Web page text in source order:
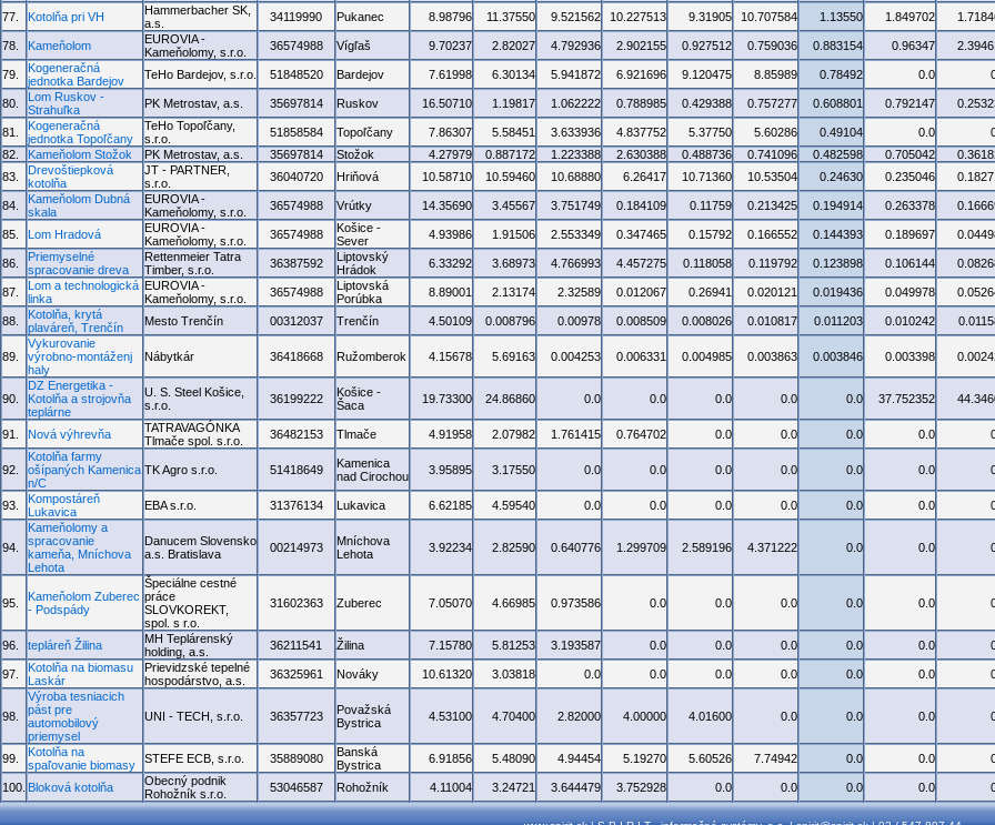
77.
Kotolňa pri VH
Hammerbacher SK,
a.s.
34119990 Pukanec 8.98796 11.37550 9.521562 10.227513 9.31905 10.707584 1.13550 1.849702
78. Kameňolom
EUROVIA -
Kameňolomy, s.r.o.
36574988 Vígľaš 9.70237 2.82027 4.792936 2.902155 0.927512 0.759036 0.883154 0.96347
79.
Kogeneračná
jednotka Bardejov
TeHo Bardejov, s.r.o. 51848520 Bardejov 7.61998 6.30134 5.941872 6.921696 9.120475 8.85989 0.78492 0.0
80.
Lom Ruskov -
Strahuľka
PK Metrostav, a.s. 35697814 Ruskov 16.50710 1.19817 1.062222 0.788985 0.429388 0.757277 0.608801 0.792147
81.
Kogeneračná
jednotka Topoľčany
TeHo Topoľčany,
s.r.o.
51858584 Topoľčany 7.86307 5.58451 3.633936 4.837752 5.37750 5.60286 0.49104 0.0
82.
Kameňolom Stožok PK Metrostav, a.s. 35697814 Stožok 4.27979 0.887172 1.223388 2.630388 0.488736 0.741096 0.482598 0.705042
83.
Drevoštiepková
kotolňa
JT - PARTNER,
s.r.o.
36040720 Hriňová 10.58710 10.59460 10.68880 6.26417 10.71360 10.53504 0.24630 0.235046
84.
Kameňolom Dubná
skala
EUROVIA -
Kameňolomy, s.r.o.
36574988 Vrútky 14.35690 3.45567 3.751749 0.184109 0.11759 0.213425 0.194914 0.263378
85. Lom Hradová
EUROVIA -
Kameňolomy, s.r.o.
36574988
Košice -
Sever
4.93986 1.91506 2.553349 0.347465 0.15792 0.166552 0.144393 0.189697
86.
Priemyselné
spracovanie dreva
Rettenmeier Tatra
Timber, s.r.o.
36387592
Liptovský
Hrádok
6.33292 3.68973 4.766993 4.457275 0.118058 0.119792 0.123898 0.106144
87.
Lom a technologická
linka
EUROVIA -
Kameňolomy, s.r.o.
36574988
Liptovská
Porúbka
8.89001 2.13174 2.32589 0.012067 0.26941 0.020121 0.019436 0.049978
88.
Kotolňa, krytá
plaváreň, Trenčín
Mesto Trenčín 00312037 Trenčín 4.50109 0.008796 0.00978 0.008509 0.008026 0.010817 0.011203 0.010242
89.
Vykurovanie
výrobno-montáženj
haly
Nábytkár 36418668 Ružomberok 4.15678 5.69163 0.004253 0.006331 0.004985 0.003863 0.003846 0.003398
90.
DZ Energetika -
Kotolňa a strojovňa
teplárne
U. S. Steel Košice,
s.r.o.
36199222
Košice -
Šaca
19.73300 24.86860 0.0 0.0 0.0 0.0 0.0 37.752352
91. Nová výhrevňa
TATRAVAGÓNKA
Tlmače spol. s.r.o.
36482153 Tlmače 4.91958 2.07982 1.761415 0.764702 0.0 0.0 0.0 0.0
92.
Kotolňa farmy
ošípaných Kamenica
n/C
TK Agro s.r.o. 51418649
Kamenica
nad Cirochou
3.95895 3.17550 0.0 0.0 0.0 0.0 0.0 0.0
93.
Kompostáreň
Lukavica
EBA s.r.o. 31376134 Lukavica 6.62185 4.59540 0.0 0.0 0.0 0.0 0.0 0.0
94.
Kameňolomy a
spracovanie
kameňa, Mníchova
Lehota
Danucem Slovensko
a.s. Bratislava
00214973
Mníchova
Lehota
3.92234 2.82590 0.640776 1.299709 2.589196 4.371222 0.0 0.0
95.
Kameňolom Zuberec
- Podspády
Špeciálne cestné
práce
SLOVKOREKT,
spol. s r.o.
31602363 Zuberec 7.05070 4.66985 0.973586 0.0 0.0 0.0 0.0 0.0
96. tepláreň Žilina
MH Teplárenský
holding, a.s.
36211541 Žilina 7.15780 5.81253 3.193587 0.0 0.0 0.0 0.0 0.0
97.
Kotolňa na biomasu
Laskár
Prievidzské tepelné
hospodárstvo, a.s.
36325961 Nováky 10.61320 3.03818 0.0 0.0 0.0 0.0 0.0 0.0
98.
Výroba tesniacich
pást pre
automobilový
priemysel
UNI - TECH, s.r.o. 36357723
Považská
Bystrica
4.53100 4.70400 2.82000 4.00000 4.01600 0.0 0.0 0.0
99.
Kotolňa na
spaľovanie biomasy
STEFE ECB, s.r.o. 35889080
Banská
Bystrica
6.91856 5.48090 4.94454 5.19270 5.60526 7.74942 0.0 0.0
100. Bloková kotolňa
Obecný podnik
Rohožník s.r.o.
53046587 Rohožník 4.11004 3.24721 3.644479 3.752928 0.0 0.0 0.0 0.0